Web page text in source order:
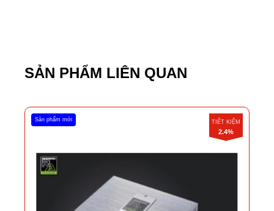
SẢN PHẨM LIÊN QUAN
Sản phẩm mới TIẾT KIỆM
2.4%